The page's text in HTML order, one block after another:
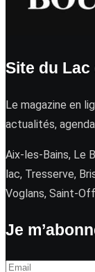
Site du
Le magazine en
actualités,
Aix-les-Bains, Le
lac, Tresserve,
Voglans, Saint-
Je